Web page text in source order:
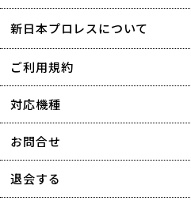
新日本プロレスについて
会社情報
採用情報
協賛・広告媒体のご案内
特定商取引に関する表記
ご利用規約
対応機種
お問合せ
退会する